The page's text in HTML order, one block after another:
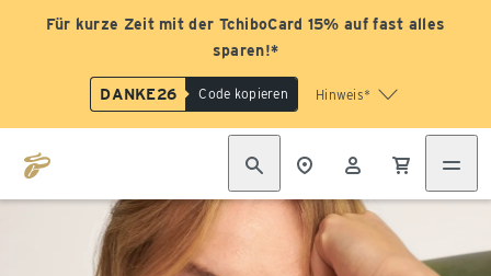
Für kurze Zeit mit der TchiboCard 15% auf fast alles
sparen!*
DANKE26 Code kopieren Hinweis*